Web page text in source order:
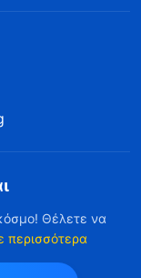
Θέλετε να
περισσότερα